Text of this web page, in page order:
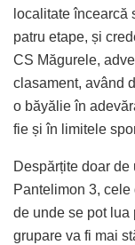
localitate încearcă
patru etape, și
CS Măgurele,
clasament, având
o băyălie în
fie și în limitele
Despărțite doar de
Pantelimon 3,
de unde se pot lua
grupare va fi mai